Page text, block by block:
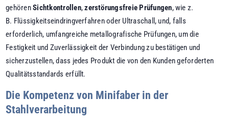
gehörenSichtkontrollen,zerstörungsfreie Prüfungen, wie z.
B. Flüssigkeitseindringverfahren oder Ultraschall, und, falls
erforderlich, umfangreiche metallografische Prüfungen, um die
Festigkeit und Zuverlässigkeit der Verbindung zu bestätigen und
sicherzustellen, dass jedes Produkt die von den Kunden geforderten
Qualitätsstandards erfüllt.
Die Kompetenz von Minifaber in der
Stahlverarbeitung